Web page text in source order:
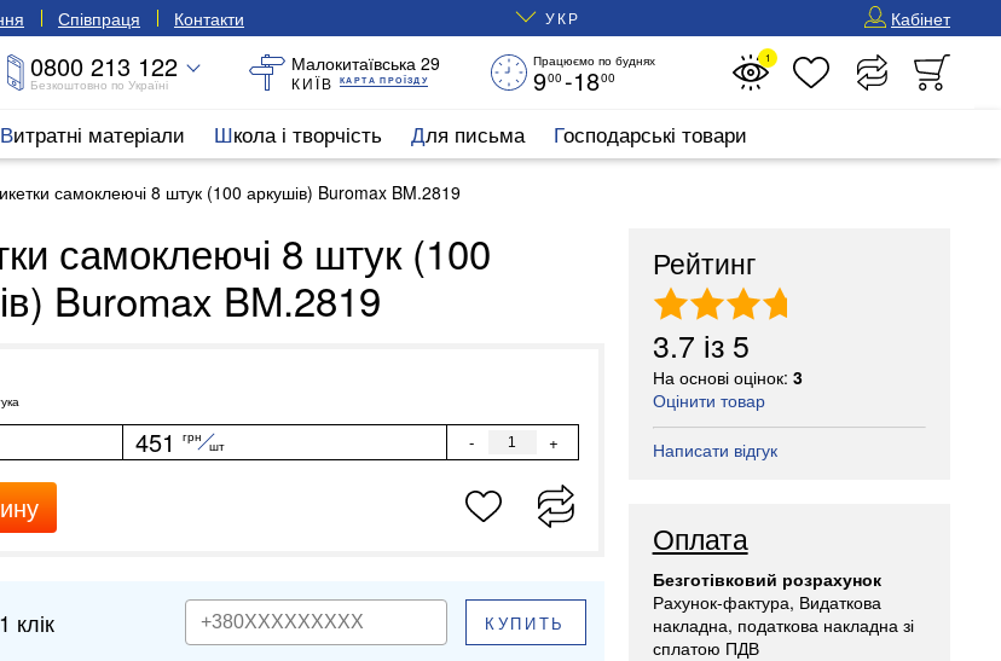
Співпраця Контакти УКР Кабінет
0800 213 122
Безкоштовно по Україні
Малокитаївська 29
КИЇВ КАРТА ПРОЇЗДУ
Працюємо по буднях
900 -1800
1
Витратні матеріали Школа і творчість Для письма Господарські товари
самоклеючі 8 штук (100 аркушів) Buromax BM.2819
самоклеючі 8 штук (100
Buromax BM.2819
451 грн
шт - +
клік КУПИТЬ
Рейтинг
3.7 із 5
На основі оцінок: 3
Оцінити товар
Написати відгук
Оплата
Безготівковий розрахунок
Рахунок-фактура, Видаткова
накладна, податкова накладна зі
сплатою ПДВ